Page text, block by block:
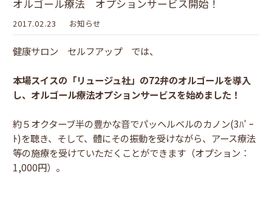
オルゴール療法 オプションサービス開始！
2017.02.23 お知らせ
健康サロン セルフアップ では、
本場スイスの「リュージュ社」の72弁のオルゴールを導入
し、オルゴール療法オプションサービスを始めました！
約５オクターブ半の豊かな音でパッヘルベルのカノン(3ﾊﾟｰ
ﾄ)を聴き、そして、體にその振動を受けながら、アース療法
等の施療を受けていただくことができます（オプション：
1,000円）。